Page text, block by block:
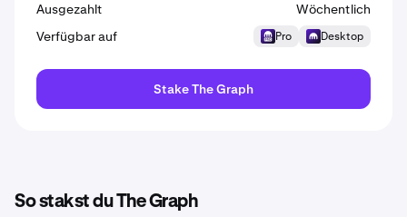
Ausgezahlt
Wöchentlich
Verfügbar auf
Pro Desktop
Stake The Graph
So stakst du The Graph